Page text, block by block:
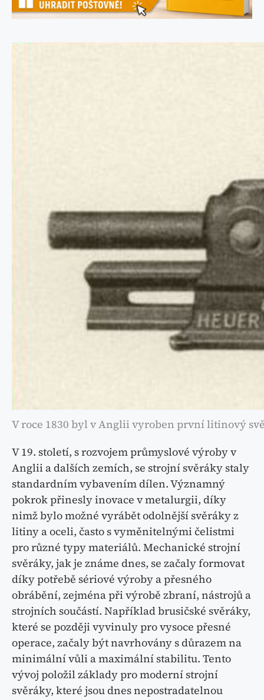
V roce 1830 byl v Anglii vyroben první litinový
V 19. století, s rozvojem průmyslové výroby v
Anglii a dalších zemích, se strojní svěráky staly
standardním vybavením dílen. Významný
pokrok přinesly inovace v metalurgii, díky
nimž bylo možné vyrábět odolnější svěráky z
litiny a oceli, často s vyměnitelnými čelistmi
pro různé typy materiálů. Mechanické strojní
svěráky, jak je známe dnes, se začaly formovat
díky potřebě sériové výroby a přesného
obrábění, zejména při výrobě zbraní, nástrojů a
strojních součástí. Například brusičské svěráky,
které se později vyvinuly pro vysoce přesné
operace, začaly být navrhovány s důrazem na
minimální vůli a maximální stabilitu. Tento
vývoj položil základy pro moderní strojní
svěráky, které jsou dnes nepostradatelnou